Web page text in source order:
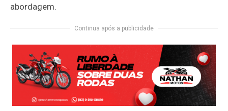
abordagem.
Continua após a publicidade